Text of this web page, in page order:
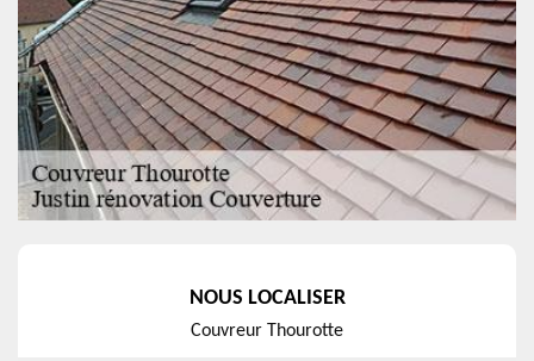
NOUS LOCALISER
Couvreur Thourotte